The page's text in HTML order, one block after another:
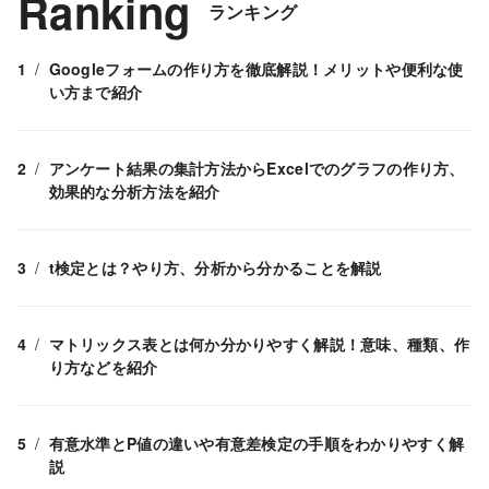
ランキング
Googleフォームの作り方を徹底解説！メリットや便利な使
い方まで紹介
アンケート結果の集計方法からExcelでのグラフの作り方、
効果的な分析方法を紹介
t検定とは？やり方、分析から分かることを解説
マトリックス表とは何か分かりやすく解説！意味、種類、作
り方などを紹介
有意水準とP値の違いや有意差検定の手順をわかりやすく解
説